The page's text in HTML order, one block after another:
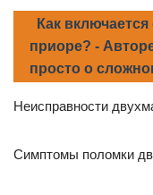
Как
приоре? -
просто о
Неисправности
Симптомы поломки